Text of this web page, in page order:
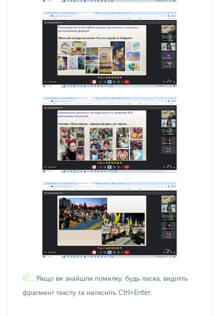
Якщо ви знайшли помилку, будь ласка, виділіть
фрагмент тексту та натисніть Ctrl+Enter.